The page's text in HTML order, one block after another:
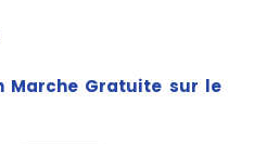
Marche Gratuite sur le